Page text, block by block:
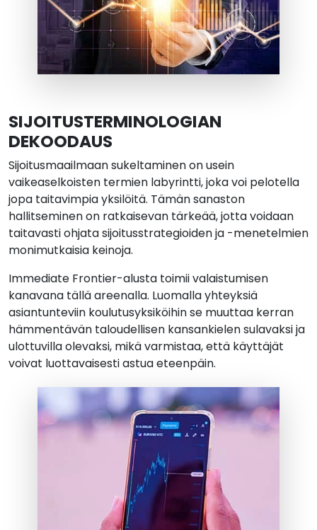
SIJOITUSTERMINOLOGIAN
DEKOODAUS
Sijoitusmaailmaan sukeltaminen on usein
vaikeaselkoisten termien labyrintti, joka voi pelotella
jopa taitavimpia yksilöitä. Tämän sanaston
hallitseminen on ratkaisevan tärkeää, jotta voidaan
taitavasti ohjata sijoitusstrategioiden ja -menetelmien
monimutkaisia keinoja.
Immediate Frontier-alusta toimii valaistumisen
kanavana tällä areenalla. Luomalla yhteyksiä
asiantunteviin koulutusyksiköihin se muuttaa kerran
hämmentävän taloudellisen kansankielen sulavaksi ja
ulottuvilla olevaksi, mikä varmistaa, että käyttäjät
voivat luottavaisesti astua eteenpäin.